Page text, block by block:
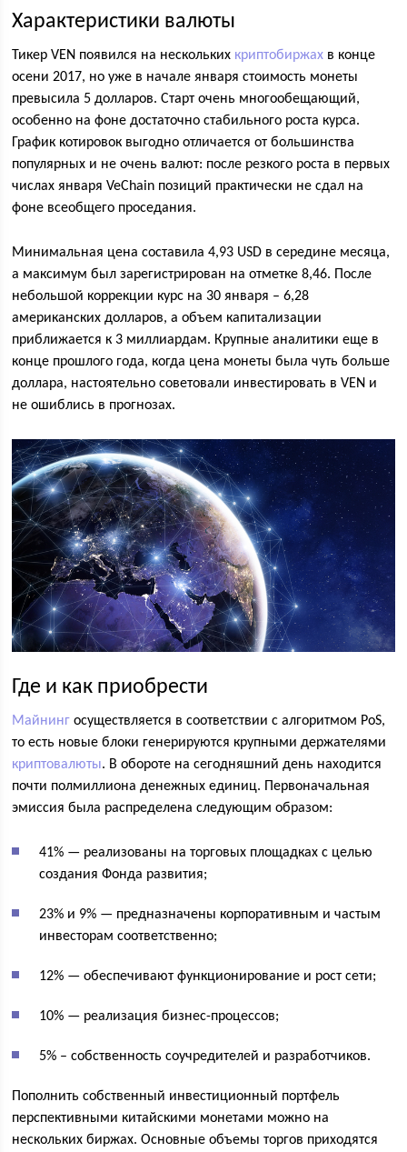
Характеристики валюты
Тикер VEN появился на нескольких криптобиржах в конце
осени 2017, но уже в начале января стоимость монеты
превысила 5 долларов. Старт очень многообещающий,
особенно на фоне достаточно стабильного роста курса.
График котировок выгодно отличается от большинства
популярных и не очень валют: после резкого роста в первых
числах января VeChain позиций практически не сдал на
фоне всеобщего проседания.
Минимальная цена составила 4,93 USD в середине месяца,
а максимум был зарегистрирован на отметке 8,46. После
небольшой коррекции курс на 30 января – 6,28
американских долларов, а объем капитализации
приближается к 3 миллиардам. Крупные аналитики еще в
конце прошлого года, когда цена монеты была чуть больше
доллара, настоятельно советовали инвестировать в VEN и
не ошиблись в прогнозах.
Где и как приобрести
Майнинг осуществляется в соответствии с алгоритмом PoS,
то есть новые блоки генерируются крупными держателями
криптовалюты. В обороте на сегодняшний день находится
почти полмиллиона денежных единиц. Первоначальная
эмиссия была распределена следующим образом:
41% — реализованы на торговых площадках с целью
создания Фонда развития;
23% и 9% — предназначены корпоративным и частым
инвесторам соответственно;
12% — обеспечивают функционирование и рост сети;
10% — реализация бизнес-процессов;
5% – собственность соучредителей и разработчиков.
Пополнить собственный инвестиционный портфель
перспективными китайскими монетами можно на
нескольких биржах. Основные объемы торгов приходятся